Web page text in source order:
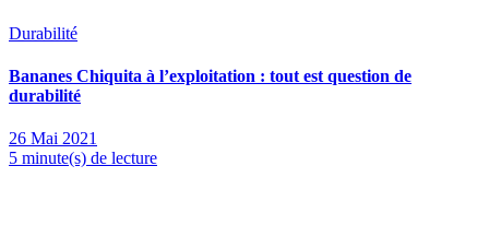
Durabilité
Bananes Chiquita à l’exploitation : tout est question de
durabilité
26 Mai 2021
5 minute(s) de lecture